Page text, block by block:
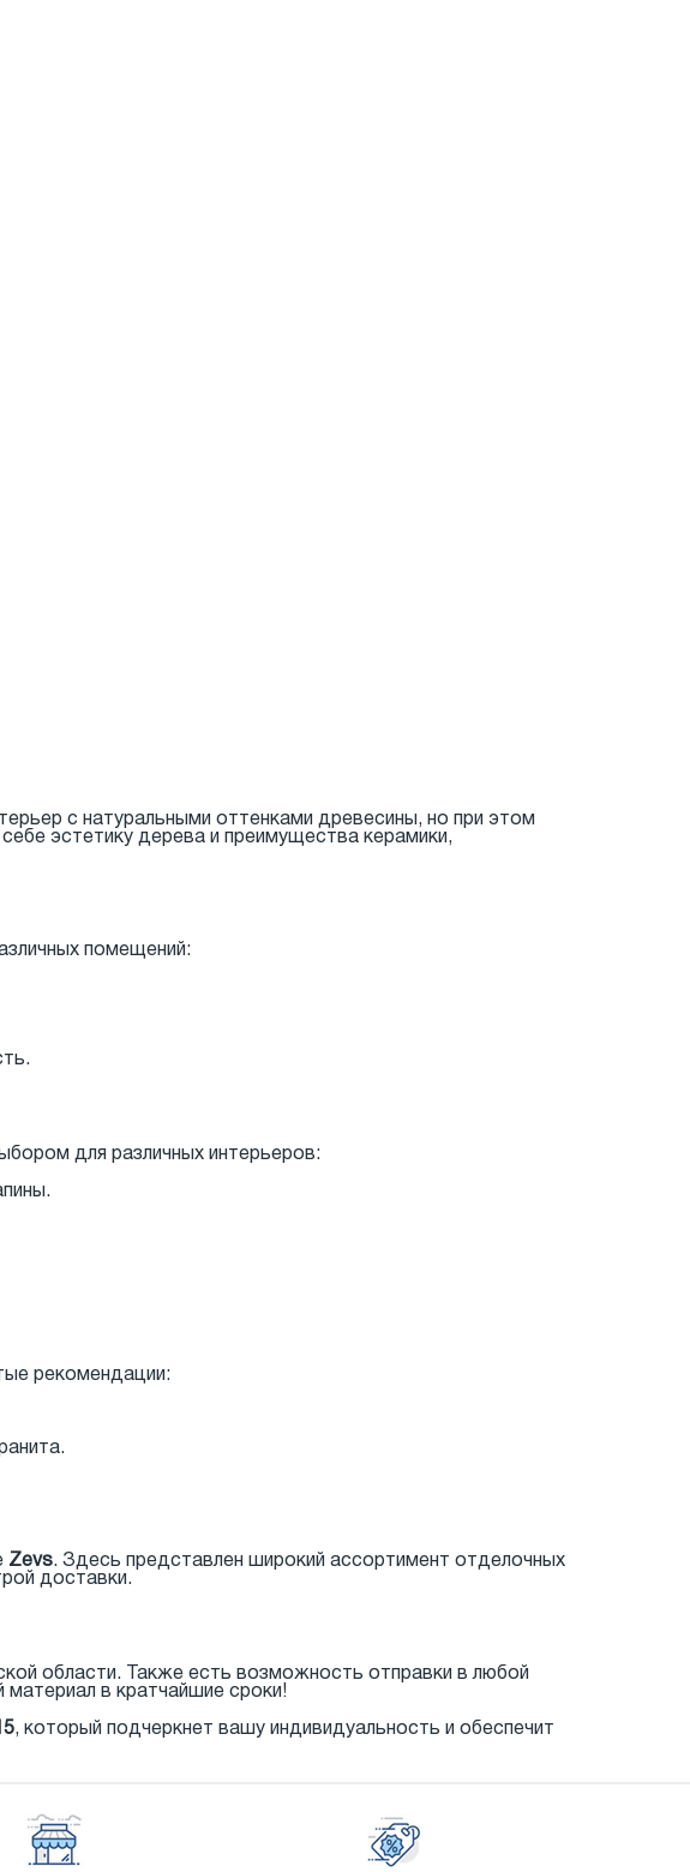
с натуральными оттенками древесины, но при этом
эстетику дерева и преимущества керамики,
помещений:
для различных интерьеров:
рекомендации:
Zevs. Здесь представлен широкий ассортимент отделочных
доставки.
области. Также есть возможность отправки в любой
материал в кратчайшие сроки!
, который подчеркнет вашу индивидуальность и обеспечит